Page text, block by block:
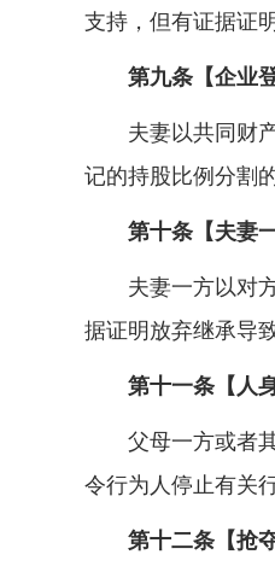
支持，但有证据证
第九条【企业
夫妻以共同财产
记的持股比例分割
第十条【夫妻
夫妻一方以对方
据证明放弃继承导
第十一条【人
父母一方或者其
令行为人停止有关
第十二条【抢